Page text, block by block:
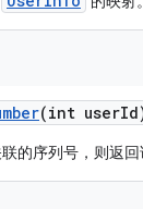
(int user
的序列号，则返